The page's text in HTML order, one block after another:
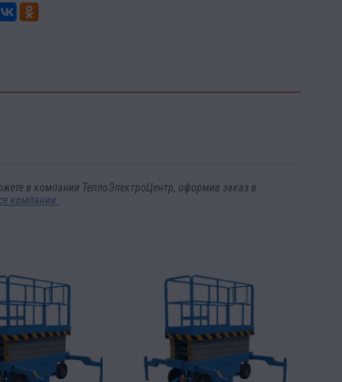
в компании ТеплоЭлектроЦентр, оформив заказ в
компании